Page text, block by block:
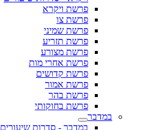
פרשת ויקרא
פרשת צו
פרשת שמיני
פרשת תזריע
פרשת מצורע
פרשת אחרי מות
פרשת קדושים
פרשת אמור
פרשת בהר
פרשת בחוקותי
במדבר
במדבר - סדרות שיעורים